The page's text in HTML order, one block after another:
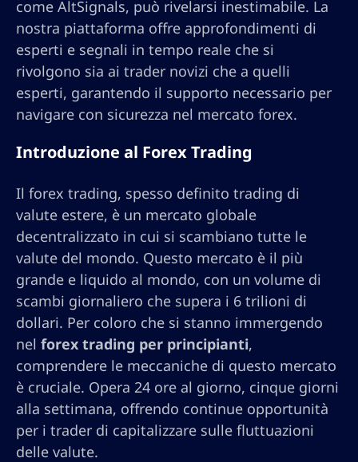
come AltSignals, può rivelarsi inestimabile. La
nostra piattaforma offre approfondimenti di
esperti e segnali in tempo reale che si
rivolgono sia ai trader novizi che a quelli
esperti, garantendo il supporto necessario per
navigare con sicurezza nel mercato forex.
Introduzione al Forex Trading
Il forex trading, spesso definito trading di
valute estere, è un mercato globale
decentralizzato in cui si scambiano tutte le
valute del mondo. Questo mercato è il più
grande e liquido al mondo, con un volume di
scambi giornaliero che supera i 6 trilioni di
dollari. Per coloro che si stanno immergendo
nel forex trading per principianti,
comprendere le meccaniche di questo mercato
è cruciale. Opera 24 ore al giorno, cinque giorni
alla settimana, offrendo continue opportunità
per i trader di capitalizzare sulle fluttuazioni
delle valute.